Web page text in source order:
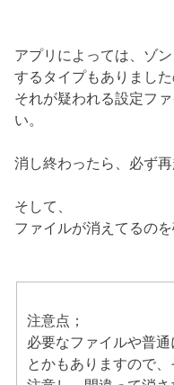
アプリによっては、ゾ
するタイプもありまし
それが疑われる設定フ
い。
消し終わったら、必ず再
そして、
ファイルが消えてるの
注意点；
必要なファイルや普
とかもありますので、